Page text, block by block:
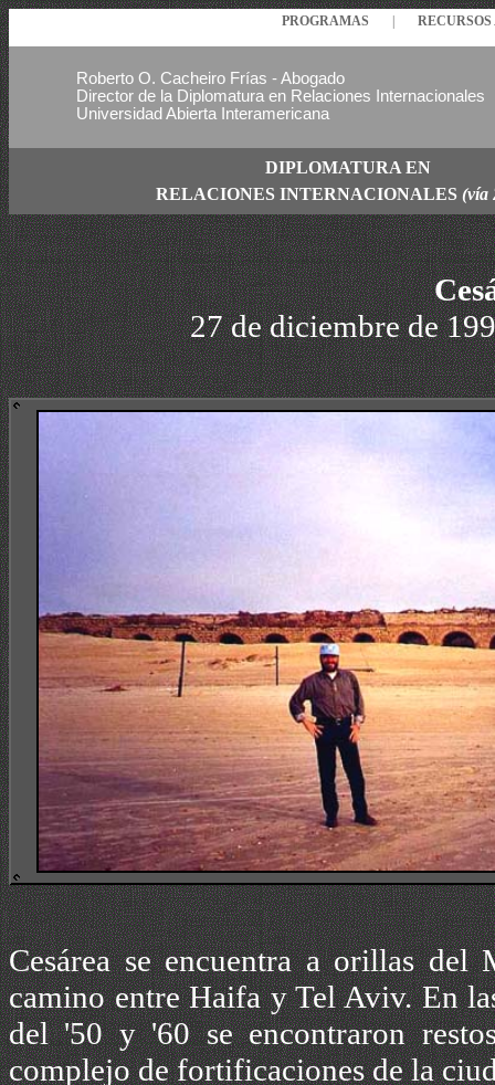
PROGRAMAS
Roberto O. Cacheiro Frías - Abogado
Director de la Diplomatura en Relaciones Internacionales
Universidad Abierta Interamericana
DIPLOMATURA EN
RELACIONES INTERNACIONALES (vía
27 de diciembre de
Cesárea se encuentra a orillas del
camino entre Haifa y Tel Aviv. En
del '50 y '60 se encontraron
complejo de fortificaciones de la